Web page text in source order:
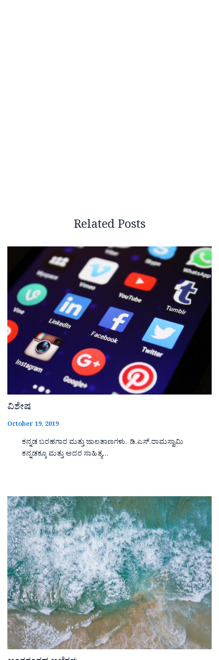
Related Posts
ವಿಶೇಷ
October 19, 2019
ಕನ್ನಡ ಬರಹಗಾರ ಮತ್ತು ಜಾಲತಾಣಗಳು. ಡಿ.ಎಸ್.ರಾಮಸ್ವಾಮಿ
ಕನ್ನಡಕ್ಕೂ ಮತ್ತು ಅದರ ಸಾಹಿತ್ಯ…